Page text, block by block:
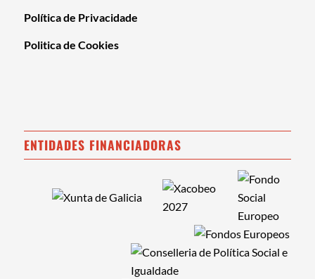
Política de Privacidade
Politica de Cookies
ENTIDADES FINANCIADORAS